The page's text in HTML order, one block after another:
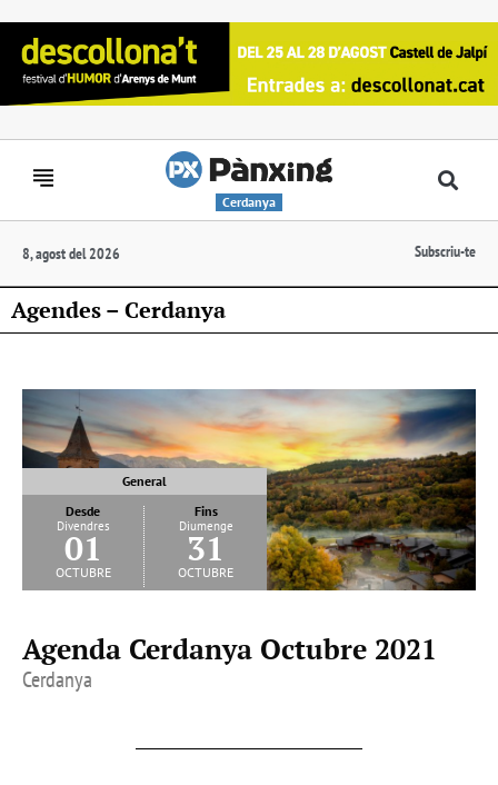
Cerdanya
8, agost del 2026 Subscriu-te
Agendes – Cerdanya
General
Desde
Divendres
01
octubre
Fins
Diumenge
31
octubre
Agenda Cerdanya Octubre 2021
Cerdanya